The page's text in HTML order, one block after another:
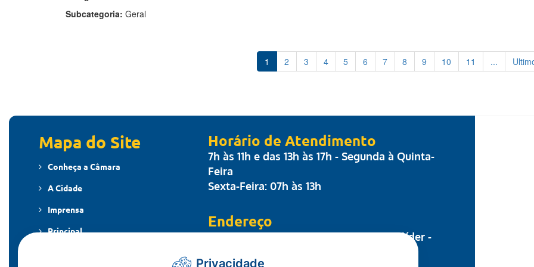
Subcategoria: Geral
1 2 3 4 5 6 7 8 9 10 11 ...
Horário de Atendimento
7h às 11h e das 13h às 17h - Segunda à Quinta-
Feira
Sexta-Feira: 07h às 13h
Endereço
Travessa dos Parecis, nº 17 - Centro Colíder -
Mapa do Site
Conheça a Câmara
A Cidade
Imprensa
Principal
Privacidade